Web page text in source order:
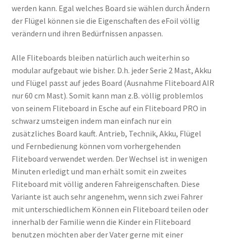
werden kann. Egal welches Board sie wählen durch Ändern
der Flügel können sie die Eigenschaften des eFoil völlig
verändern und ihren Bedürfnissen anpassen.
Alle Fliteboards bleiben natürlich auch weiterhin so
modular aufgebaut wie bisher. D.h. jeder Serie 2 Mast, Akku
und Flügel passt auf jedes Board (Ausnahme Fliteboard AIR
nur 60 cm Mast). Somit kann man z.B. völlig problemlos
von seinem Fliteboard in Esche auf ein Fliteboard PRO in
schwarz umsteigen indem man einfach nur ein
zusätzliches Board kauft. Antrieb, Technik, Akku, Flügel
und Fernbedienung können vom vorhergehenden
Fliteboard verwendet werden. Der Wechsel ist in wenigen
Minuten erledigt und man erhält somit ein zweites
Fliteboard mit völlig anderen Fahreigenschaften. Diese
Variante ist auch sehr angenehm, wenn sich zwei Fahrer
mit unterschiedlichem Können ein Fliteboard teilen oder
innerhalb der Familie wenn die Kinder ein Fliteboard
benutzen möchten aber der Vater gerne mit einer